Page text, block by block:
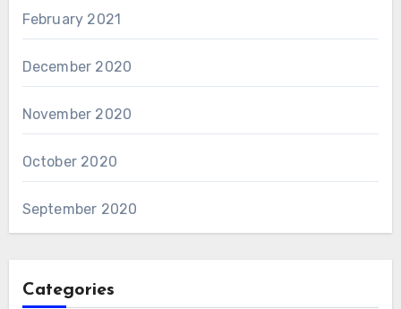
February 2021
December 2020
November 2020
October 2020
September 2020
Categories